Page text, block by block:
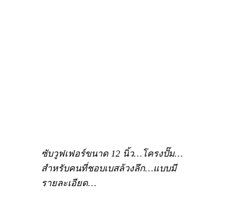
ซับวูฟเฟอร์ขนาด 12 นิ้ว…โครงปั๊ม…
สำหรับคนที่ชอบเบสล้วงลึก…แบบมี
รายละเอียด…